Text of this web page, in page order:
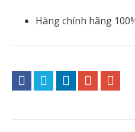
Hàng chính hãng